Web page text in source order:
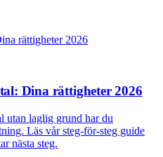
Dina rättigheter 2026
utan laglig grund har du
Läs vår steg-för-steg guide
nästa steg.